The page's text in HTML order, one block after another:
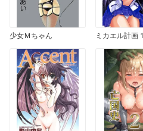
少女Ｍちゃん ミカエル計画 1